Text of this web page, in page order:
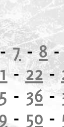
7-8
-22-
- 36 -
- 50 -